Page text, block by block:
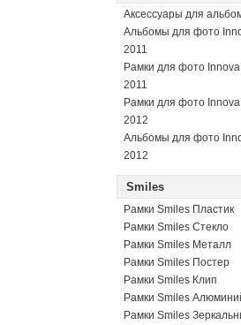
Аксессуары для
Альбомы для фото
2011
Рамки для фото
2011
Рамки для фото
2012
Альбомы для фото
2012
Smiles
Рамки Smiles Пластик
Рамки Smiles Стекло
Рамки Smiles Металл
Рамки Smiles Постер
Рамки Smiles Клип
Рамки Smiles
Рамки Smiles